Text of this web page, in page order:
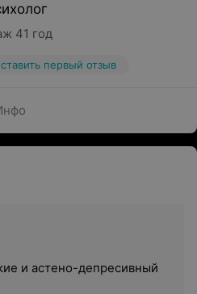
41 год
первый отзыв
и астено-депресивный